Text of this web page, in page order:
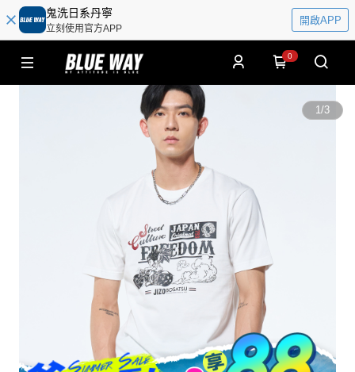
鬼洗日系丹寧
立刻使用官方APP
開啟APP
0
1/3